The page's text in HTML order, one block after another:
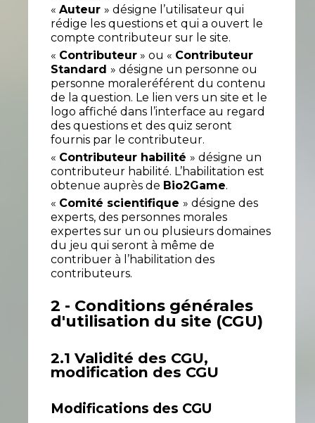
« Auteur » désigne l’utilisateur qui
rédige les questions et qui a ouvert le
compte contributeur sur le site.
« Contributeur » ou « Contributeur
Standard » désigne un personne ou
personne moraleréférent du contenu
de la question. Le lien vers un site et le
logo affiché dans l’interface au regard
des questions et des quiz seront
fournis par le contributeur.
« Contributeur habilité » désigne un
contributeur habilité. L’habilitation est
obtenue auprès de Bio2Game.
« Comité scientifique » désigne des
experts, des personnes morales
expertes sur un ou plusieurs domaines
du jeu qui seront à même de
contribuer à l’habilitation des
contributeurs.
2 - Conditions générales
d'utilisation du site (CGU)
2.1 Validité des CGU,
modification des CGU
Modifications des CGU